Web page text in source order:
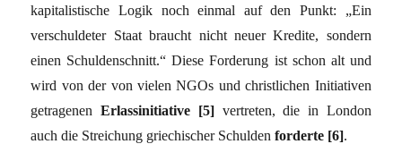
kapitalistische Logik noch einmal auf den Punkt: „Ein
verschuldeter Staat braucht nicht neuer Kredite, sondern
einen Schuldenschnitt.“ Diese Forderung ist schon alt und
wird von der von vielen NGOs und christlichen Initiativen
getragenenErlassinitiative [5]vertreten, die in London
auch die Streichung griechischer Schuldenforderte [6].